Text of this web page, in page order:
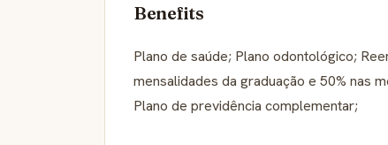
Benefits
Plano de saúde; Plano odontológico;
mensalidades da graduação e 50% nas
Plano de previdência complementar;